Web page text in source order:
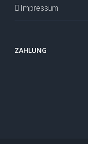
Impressum
ZAHLUNG